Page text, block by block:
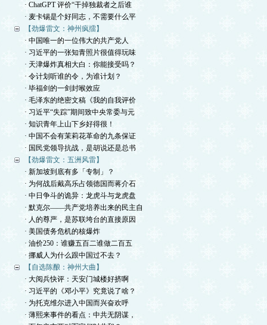
· ChatGPT 评价“干掉独裁者之后谁
· 麦卡锡是个好同志，不需要什么平
【劲爆雷文：神州疯擂】
· 中国唯一的一位伟大的共产党人
· 习近平的一张知青照片很值得玩味
· 天津爆炸真相大白：你能接受吗？
· 令计划听谁的令，为谁计划？
· 毕福剑的一剑封喉效应
· 毛泽东的绝密文稿《我的自我评价
· 习近平“失踪”期间致中央常委与元
· 知识青年上山下乡好得很！
· 中国不会有茉莉花革命的九条保证
· 国民党领导抗战，是胡说还是总书
【劲爆雷文：五洲风雷】
· 新加坡到底有多「专制」？
· 为何战后戴高乐占领德国而蒋介石
· 中日争斗的诡异：龙虎斗与龙虎盘
· 默克尔——共产党培养出来的民主自
· 人的尊严，是苏联垮台的直接原因
· 美国债务危机的核爆炸
· 油价250：谁赚五百二谁做二百五
· 挪威人为什么跟中国过不去？
【自选陈酿：神州大曲】
· 大阅兵快评：天安门城楼好挤啊
· 习近平的《邓小平》究竟说了啥？
· 为托克维尔进入中国而兴奋欢呼
· 薄熙来事件的看点：中共无阴谋，